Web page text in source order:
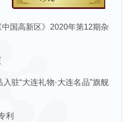
国高新区》2020年第12期杂
驻“大连礼物·大连名品”旗舰
利